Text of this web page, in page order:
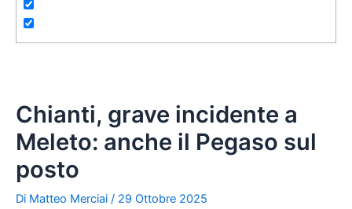
Chianti, grave incidente a
Meleto: anche il Pegaso sul
posto
Di Matteo Merciai / 29 Ottobre 2025